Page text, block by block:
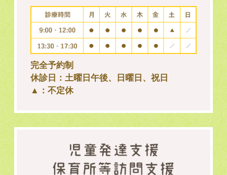
完全予約制
休診日：土曜日午後、日曜日、祝日
▲：不定休